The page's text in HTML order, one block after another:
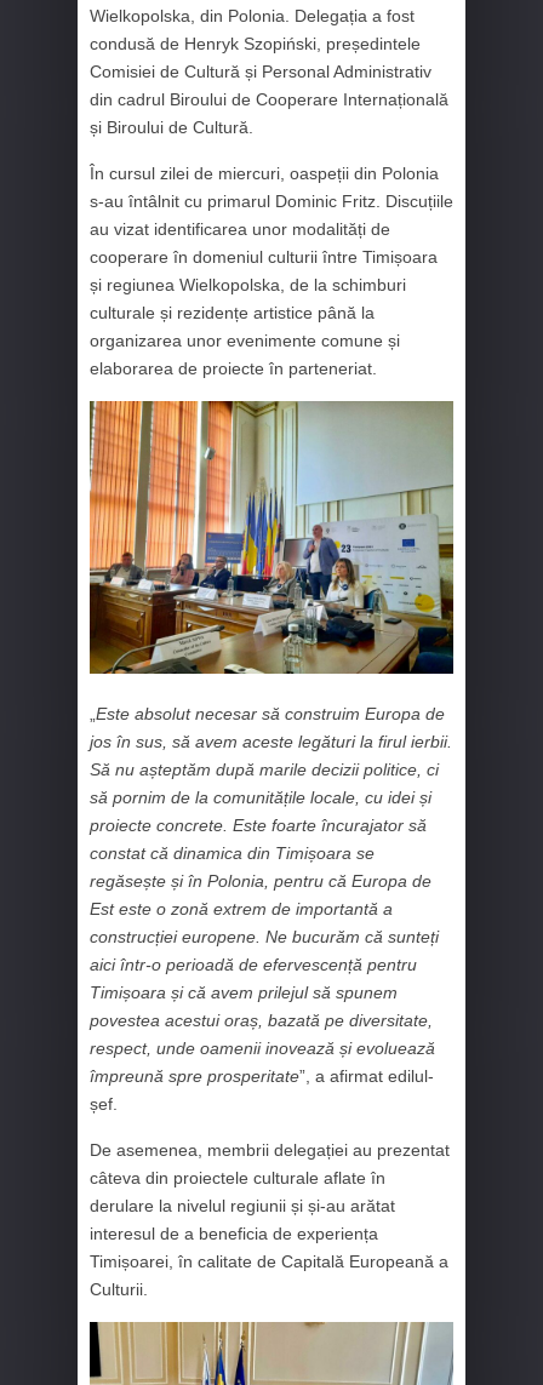
Wielkopolska, din Polonia. Delegația a fost
condusă de Henryk Szopiński, președintele
Comisiei de Cultură și Personal Administrativ
din cadrul Biroului de Cooperare Internațională
și Biroului de Cultură.
În cursul zilei de miercuri, oaspeții din Polonia
s-au întâlnit cu primarul Dominic Fritz. Discuțiile
au vizat identificarea unor modalități de
cooperare în domeniul culturii între Timișoara
și regiunea Wielkopolska, de la schimburi
culturale și rezidențe artistice până la
organizarea unor evenimente comune și
elaborarea de proiecte în parteneriat.
„Este absolut necesar să construim Europa de
jos în sus, să avem aceste legături la firul ierbii.
Să nu așteptăm după marile decizii politice, ci
să pornim de la comunitățile locale, cu idei și
proiecte concrete. Este foarte încurajator să
constat că dinamica din Timișoara se
regăsește și în Polonia, pentru că Europa de
Est este o zonă extrem de importantă a
construcției europene. Ne bucurăm că sunteți
aici într-o perioadă de efervescență pentru
Timișoara și că avem prilejul să spunem
povestea acestui oraș, bazată pe diversitate,
respect, unde oamenii inovează și evoluează
împreună spre prosperitate”, a afirmat edilul-
șef.
De asemenea, membrii delegației au prezentat
câteva din proiectele culturale aflate în
derulare la nivelul regiunii și și-au arătat
interesul de a beneficia de experiența
Timișoarei, în calitate de Capitală Europeană a
Culturii.